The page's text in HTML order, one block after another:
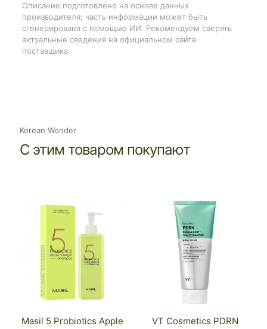
Описание подготовлено на основе данных
производителя; часть информации может быть
сгенерирована с помощью ИИ. Рекомендуем сверять
актуальные сведения на официальном сайте
поставщика.
Korean Wonder
С этим товаром покупают
Masil 5 Probiotics Apple
VT Cosmetics PDRN